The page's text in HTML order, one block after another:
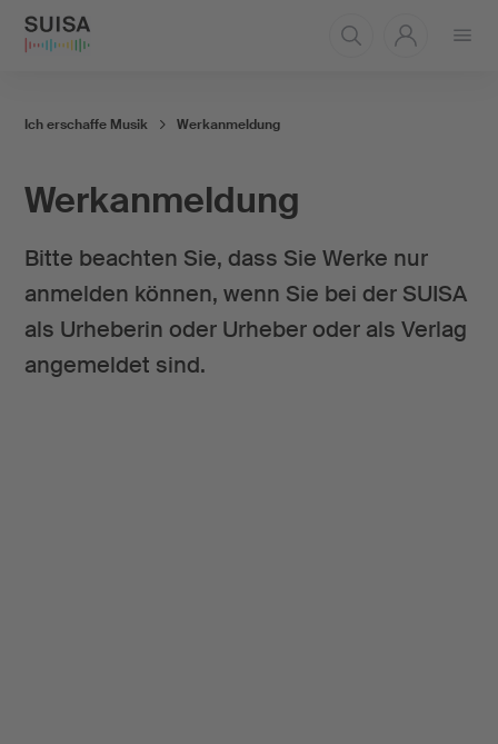
Werkanmeldung
Bitte beachten Sie, dass Sie Werke nur
anmelden können, wenn Sie bei der SUISA
als Urheberin oder Urheber oder als Verlag
angemeldet sind.
Ich erschaffe Musik Werkanmeldung